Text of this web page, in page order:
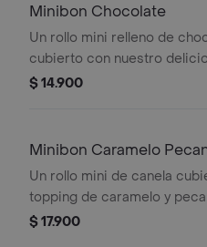
Minibon Chocolate
Un rollo mini relleno de
cubierto con nuestro
frosting y salsa de chocolate.
$ 14.900
Minibon Caramelo
Un rollo mini de canela
topping de caramelo y
Recuerda calentar en
$ 17.900